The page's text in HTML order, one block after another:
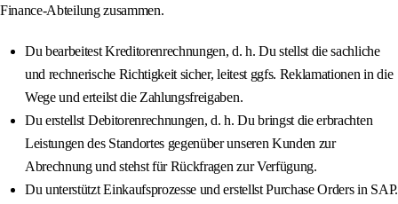
Finance-Abteilung zusammen.
Du bearbeitest Kreditorenrechnungen, d. h. Du stellst die sachliche
und rechnerische Richtigkeit sicher, leitest ggfs. Reklamationen in die
Wege und erteilst die Zahlungsfreigaben.
Du erstellst Debitorenrechnungen, d. h. Du bringst die erbrachten
Leistungen des Standortes gegenüber unseren Kunden zur
Abrechnung und stehst für Rückfragen zur Verfügung.
Du unterstützt Einkaufsprozesse und erstellst Purchase Orders in SAP.